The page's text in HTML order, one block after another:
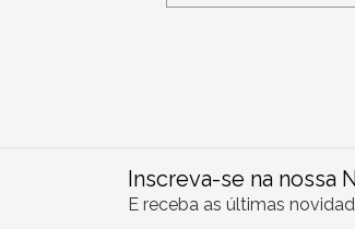
Inscreva-se na nossa
E receba as últimas